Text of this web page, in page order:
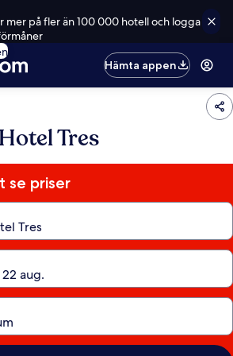
mer på fler än 100 000 hotell och logga
Hämta appen
Tres
se priser